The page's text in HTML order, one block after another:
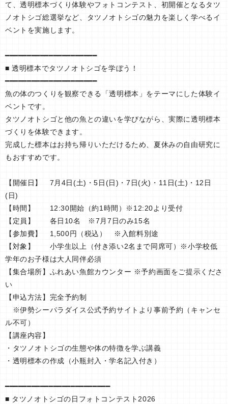
て、透明標本づくり体験やフォトコンテスト、初開催となるタツ
ノオトシゴ総選挙など、タツノオトシゴの魅力を楽しく学べるイ
ベントを実施します。
━━━━━━━━━━━━━━━━━━━━━
■ 透明標本でタツノオトシゴを学ぼう！
━━━━━━━━━━━━━━━━━━━━━
魚の体のつくりを観察できる「透明標本」をテーマにした体験イ
ベントです。
タツノオトシゴと他の魚との違いを学びながら、実際に透明標本
づくりを体験できます。
完成した標本はお持ち帰りいただけるため、夏休みの自由研究に
もおすすめです。
【開催日】 7月4日(土)・5日(日)・7日(火)・11日(土)・12日
(日)
【時間】 12:30開始（約1時間）※12:20より受付
【定員】 各日10名 ※7月7日のみ15名
【参加費】 1,500円（税込） ※入館料別途
【対象】 小学生以上（付き添い2名まで同席可）※小学校低
学年のお子様は大人同伴必須
【集合場所】ふれあい魚館カウンター ※予約画面をご提示くださ
い
【申込方法】完全予約制
※伊勢シーパラダイス公式予約サイトより事前予約（キャンセ
ル不可）
【講座内容】
・タツノオトシゴの生態や体の特徴を学ぶ講義
・透明標本の作成（小瓶封入・学名記入付き）
━━━━━━━━━━━━━━━━━━━━━━━━
■ タツノオトシゴの日フォトコンテスト2026